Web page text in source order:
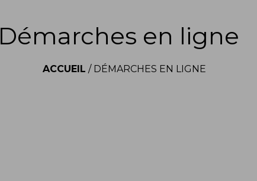
Démarches en ligne
ACCUEIL / DÉMARCHES EN LIGNE